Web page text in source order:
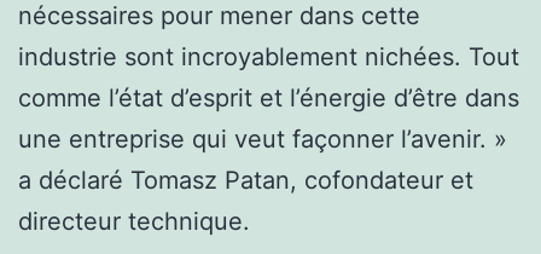
nécessaires pour mener dans cette
industrie sont incroyablement nichées. Tout
comme l’état d’esprit et l’énergie d’être dans
une entreprise qui veut façonner l’avenir. »
a déclaré Tomasz Patan, cofondateur et
directeur technique.